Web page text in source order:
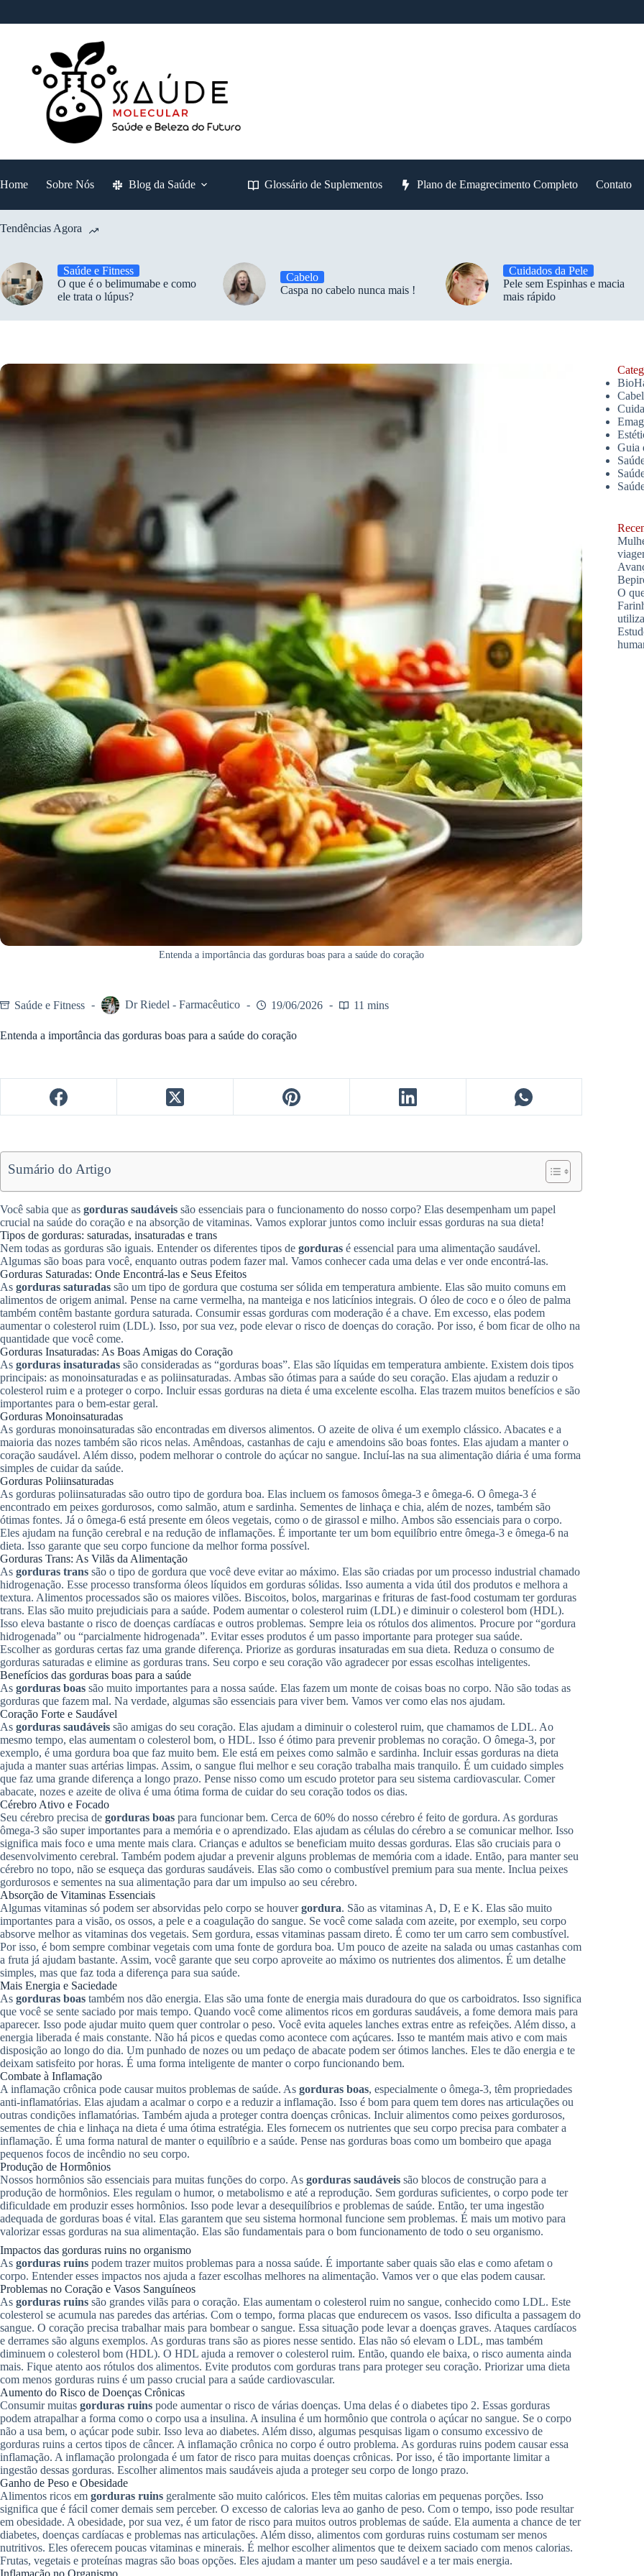
Home Sobre Nós Blog da Saúde Glossário de Suplementos Plano de Emagrecimento Completo Contato
Tendências Agora
Saúde e Fitness
O que é o belimumabe e como
ele trata o lúpus?
Cabelo
Caspa no cabelo nunca mais !
Cuidados da Pele
Pele sem Espinhas e macia
mais rápido
Entenda a importância das gorduras boas para a saúde do coração
Saúde e Fitness Dr Riedel - Farmacêutico 19/06/2026 11 mins
Entenda a importância das gorduras boas para a saúde do coração
Sumário do Artigo
Você sabia que as gorduras saudáveis são essenciais para o funcionamento do nosso corpo? Elas desempenham um papel
crucial na saúde do coração e na absorção de vitaminas. Vamos explorar juntos como incluir essas gorduras na sua dieta!
Tipos de gorduras: saturadas, insaturadas e trans
Nem todas as gorduras são iguais. Entender os diferentes tipos de gorduras é essencial para uma alimentação saudável.
Algumas são boas para você, enquanto outras podem fazer mal. Vamos conhecer cada uma delas e ver onde encontrá-las.
Gorduras Saturadas: Onde Encontrá-las e Seus Efeitos
As gorduras saturadas são um tipo de gordura que costuma ser sólida em temperatura ambiente. Elas são muito comuns em
alimentos de origem animal. Pense na carne vermelha, na manteiga e nos laticínios integrais. O óleo de coco e o óleo de palma
também contêm bastante gordura saturada. Consumir essas gorduras com moderação é a chave. Em excesso, elas podem
aumentar o colesterol ruim (LDL). Isso, por sua vez, pode elevar o risco de doenças do coração. Por isso, é bom ficar de olho na
quantidade que você come.
Gorduras Insaturadas: As Boas Amigas do Coração
As gorduras insaturadas são consideradas as “gorduras boas”. Elas são líquidas em temperatura ambiente. Existem dois tipos
principais: as monoinsaturadas e as poliinsaturadas. Ambas são ótimas para a saúde do seu coração. Elas ajudam a reduzir o
colesterol ruim e a proteger o corpo. Incluir essas gorduras na dieta é uma excelente escolha. Elas trazem muitos benefícios e são
importantes para o bem-estar geral.
Gorduras Monoinsaturadas
As gorduras monoinsaturadas são encontradas em diversos alimentos. O azeite de oliva é um exemplo clássico. Abacates e a
maioria das nozes também são ricos nelas. Amêndoas, castanhas de caju e amendoins são boas fontes. Elas ajudam a manter o
coração saudável. Além disso, podem melhorar o controle do açúcar no sangue. Incluí-las na sua alimentação diária é uma forma
simples de cuidar da saúde.
Gorduras Poliinsaturadas
As gorduras poliinsaturadas são outro tipo de gordura boa. Elas incluem os famosos ômega-3 e ômega-6. O ômega-3 é
encontrado em peixes gordurosos, como salmão, atum e sardinha. Sementes de linhaça e chia, além de nozes, também são
ótimas fontes. Já o ômega-6 está presente em óleos vegetais, como o de girassol e milho. Ambos são essenciais para o corpo.
Eles ajudam na função cerebral e na redução de inflamações. É importante ter um bom equilíbrio entre ômega-3 e ômega-6 na
dieta. Isso garante que seu corpo funcione da melhor forma possível.
Gorduras Trans: As Vilãs da Alimentação
As gorduras trans são o tipo de gordura que você deve evitar ao máximo. Elas são criadas por um processo industrial chamado
hidrogenação. Esse processo transforma óleos líquidos em gorduras sólidas. Isso aumenta a vida útil dos produtos e melhora a
textura. Alimentos processados são os maiores vilões. Biscoitos, bolos, margarinas e frituras de fast-food costumam ter gorduras
trans. Elas são muito prejudiciais para a saúde. Podem aumentar o colesterol ruim (LDL) e diminuir o colesterol bom (HDL).
Isso eleva bastante o risco de doenças cardíacas e outros problemas. Sempre leia os rótulos dos alimentos. Procure por “gordura
hidrogenada” ou “parcialmente hidrogenada”. Evitar esses produtos é um passo importante para proteger sua saúde.
Escolher as gorduras certas faz uma grande diferença. Priorize as gorduras insaturadas em sua dieta. Reduza o consumo de
gorduras saturadas e elimine as gorduras trans. Seu corpo e seu coração vão agradecer por essas escolhas inteligentes.
Benefícios das gorduras boas para a saúde
As gorduras boas são muito importantes para a nossa saúde. Elas fazem um monte de coisas boas no corpo. Não são todas as
gorduras que fazem mal. Na verdade, algumas são essenciais para viver bem. Vamos ver como elas nos ajudam.
Coração Forte e Saudável
As gorduras saudáveis são amigas do seu coração. Elas ajudam a diminuir o colesterol ruim, que chamamos de LDL. Ao
mesmo tempo, elas aumentam o colesterol bom, o HDL. Isso é ótimo para prevenir problemas no coração. O ômega-3, por
exemplo, é uma gordura boa que faz muito bem. Ele está em peixes como salmão e sardinha. Incluir essas gorduras na dieta
ajuda a manter suas artérias limpas. Assim, o sangue flui melhor e seu coração trabalha mais tranquilo. É um cuidado simples
que faz uma grande diferença a longo prazo. Pense nisso como um escudo protetor para seu sistema cardiovascular. Comer
abacate, nozes e azeite de oliva é uma ótima forma de cuidar do seu coração todos os dias.
Cérebro Ativo e Focado
Seu cérebro precisa de gorduras boas para funcionar bem. Cerca de 60% do nosso cérebro é feito de gordura. As gorduras
ômega-3 são super importantes para a memória e o aprendizado. Elas ajudam as células do cérebro a se comunicar melhor. Isso
significa mais foco e uma mente mais clara. Crianças e adultos se beneficiam muito dessas gorduras. Elas são cruciais para o
desenvolvimento cerebral. Também podem ajudar a prevenir alguns problemas de memória com a idade. Então, para manter seu
cérebro no topo, não se esqueça das gorduras saudáveis. Elas são como o combustível premium para sua mente. Inclua peixes
gordurosos e sementes na sua alimentação para dar um impulso ao seu cérebro.
Absorção de Vitaminas Essenciais
Algumas vitaminas só podem ser absorvidas pelo corpo se houvergordura. São as vitaminas A, D, E e K. Elas são muito
importantes para a visão, os ossos, a pele e a coagulação do sangue. Se você come salada com azeite, por exemplo, seu corpo
absorve melhor as vitaminas dos vegetais. Sem gordura, essas vitaminas passam direto. É como ter um carro sem combustível.
Por isso, é bom sempre combinar vegetais com uma fonte de gordura boa. Um pouco de azeite na salada ou umas castanhas com
a fruta já ajudam bastante. Assim, você garante que seu corpo aproveite ao máximo os nutrientes dos alimentos. É um detalhe
simples, mas que faz toda a diferença para sua saúde.
Mais Energia e Saciedade
As gorduras boas também nos dão energia. Elas são uma fonte de energia mais duradoura do que os carboidratos. Isso significa
que você se sente saciado por mais tempo. Quando você come alimentos ricos em gorduras saudáveis, a fome demora mais para
aparecer. Isso pode ajudar muito quem quer controlar o peso. Você evita aqueles lanches extras entre as refeições. Além disso, a
energia liberada é mais constante. Não há picos e quedas como acontece com açúcares. Isso te mantém mais ativo e com mais
disposição ao longo do dia. Um punhado de nozes ou um pedaço de abacate podem ser ótimos lanches. Eles te dão energia e te
deixam satisfeito por horas. É uma forma inteligente de manter o corpo funcionando bem.
Combate à Inflamação
A inflamação crônica pode causar muitos problemas de saúde. As gorduras boas, especialmente o ômega-3, têm propriedades
anti-inflamatórias. Elas ajudam a acalmar o corpo e a reduzir a inflamação. Isso é bom para quem tem dores nas articulações ou
outras condições inflamatórias. Também ajuda a proteger contra doenças crônicas. Incluir alimentos como peixes gordurosos,
sementes de chia e linhaça na dieta é uma ótima estratégia. Eles fornecem os nutrientes que seu corpo precisa para combater a
inflamação. É uma forma natural de manter o equilíbrio e a saúde. Pense nas gorduras boas como um bombeiro que apaga
pequenos focos de incêndio no seu corpo.
Produção de Hormônios
Nossos hormônios são essenciais para muitas funções do corpo. As gorduras saudáveis são blocos de construção para a
produção de hormônios. Eles regulam o humor, o metabolismo e até a reprodução. Sem gorduras suficientes, o corpo pode ter
dificuldade em produzir esses hormônios. Isso pode levar a desequilíbrios e problemas de saúde. Então, ter uma ingestão
adequada de gorduras boas é vital. Elas garantem que seu sistema hormonal funcione sem problemas. É mais um motivo para
valorizar essas gorduras na sua alimentação. Elas são fundamentais para o bom funcionamento de todo o seu organismo.
Impactos das gorduras ruins no organismo
As gorduras ruins podem trazer muitos problemas para a nossa saúde. É importante saber quais são elas e como afetam o
corpo. Entender esses impactos nos ajuda a fazer escolhas melhores na alimentação. Vamos ver o que elas podem causar.
Problemas no Coração e Vasos Sanguíneos
As gorduras ruins são grandes vilãs para o coração. Elas aumentam o colesterol ruim no sangue, conhecido como LDL. Este
colesterol se acumula nas paredes das artérias. Com o tempo, forma placas que endurecem os vasos. Isso dificulta a passagem do
sangue. O coração precisa trabalhar mais para bombear o sangue. Essa situação pode levar a doenças graves. Ataques cardíacos
e derrames são alguns exemplos. As gorduras trans são as piores nesse sentido. Elas não só elevam o LDL, mas também
diminuem o colesterol bom (HDL). O HDL ajuda a remover o colesterol ruim. Então, quando ele baixa, o risco aumenta ainda
mais. Fique atento aos rótulos dos alimentos. Evite produtos com gorduras trans para proteger seu coração. Priorizar uma dieta
com menos gorduras ruins é um passo crucial para a saúde cardiovascular.
Aumento do Risco de Doenças Crônicas
Consumir muitas gorduras ruins pode aumentar o risco de várias doenças. Uma delas é o diabetes tipo 2. Essas gorduras
podem atrapalhar a forma como o corpo usa a insulina. A insulina é um hormônio que controla o açúcar no sangue. Se o corpo
não a usa bem, o açúcar pode subir. Isso leva ao diabetes. Além disso, algumas pesquisas ligam o consumo excessivo de
gorduras ruins a certos tipos de câncer. A inflamação crônica no corpo é outro problema. As gorduras ruins podem causar essa
inflamação. A inflamação prolongada é um fator de risco para muitas doenças crônicas. Por isso, é tão importante limitar a
ingestão dessas gorduras. Escolher alimentos mais saudáveis ajuda a proteger seu corpo de longo prazo.
Ganho de Peso e Obesidade
Alimentos ricos em gorduras ruins geralmente são muito calóricos. Eles têm muitas calorias em pequenas porções. Isso
significa que é fácil comer demais sem perceber. O excesso de calorias leva ao ganho de peso. Com o tempo, isso pode resultar
em obesidade. A obesidade, por sua vez, é um fator de risco para muitos outros problemas de saúde. Ela aumenta a chance de ter
diabetes, doenças cardíacas e problemas nas articulações. Além disso, alimentos com gorduras ruins costumam ser menos
nutritivos. Eles oferecem poucas vitaminas e minerais. É melhor escolher alimentos que te deixem saciado com menos calorias.
Frutas, vegetais e proteínas magras são boas opções. Eles ajudam a manter um peso saudável e a ter mais energia.
Guia
O